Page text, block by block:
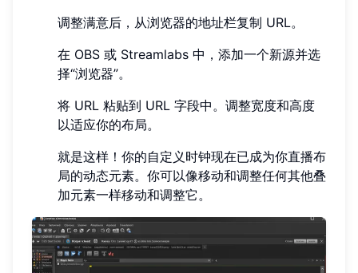
调整满意后，从浏览器的地址栏复制 URL。
在 OBS 或 Streamlabs 中，添加一个新源并选
择“浏览器”。
将 URL 粘贴到 URL 字段中。调整宽度和高度
以适应你的布局。
就是这样！你的自定义时钟现在已成为你直播布
局的动态元素。你可以像移动和调整任何其他叠
加元素一样移动和调整它。